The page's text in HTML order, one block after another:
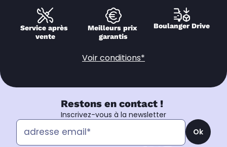
Service après
vente
Meilleurs prix
garantis
Boulanger Drive
Voir conditions*
Restons en contact !
Inscrivez-vous à la newsletter
Ok